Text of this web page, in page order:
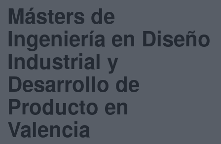
Másters de
Ingeniería en Diseño
Industrial y
Desarrollo de
Producto en
Valencia